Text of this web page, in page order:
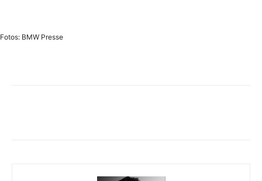
Fotos: BMW Presse